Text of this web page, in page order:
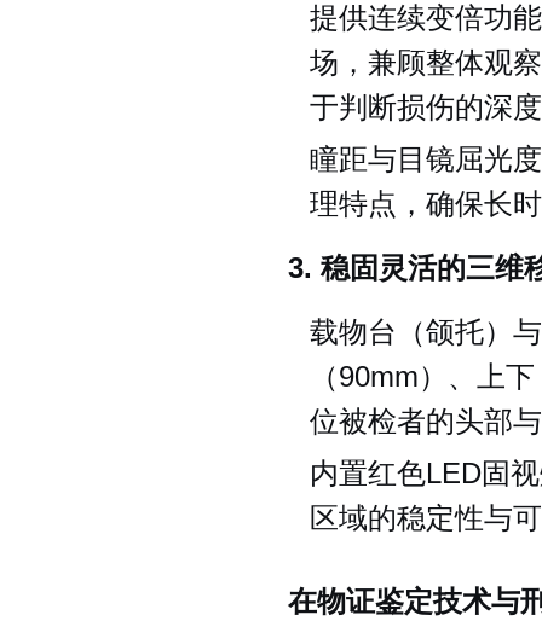
提供连续变倍功
场，兼顾整体观
于判断损伤的深
瞳距与目镜屈光
理特点，确保长
3. 稳固灵活的三维
载物台（颌托）
（90mm）、上
位被检者的头部
内置红色LED固
区域的稳定性与
在物证鉴定技术与